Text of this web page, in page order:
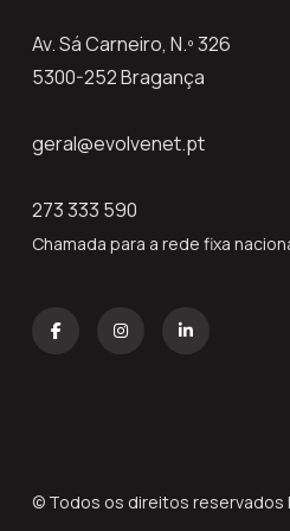
Av. Sá Carneiro, N.º 326
5300-252 Bragança
geral@evolvenet.pt
273 333 590
Chamada para a rede fixa
© Todos os direitos reservados |